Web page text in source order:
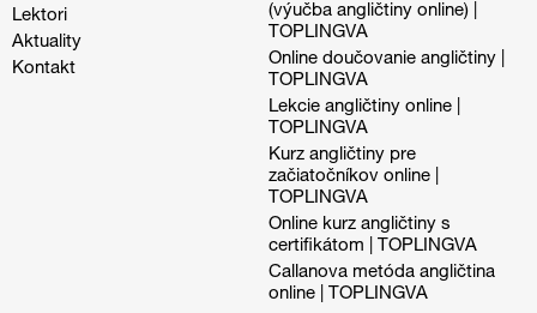
Lektori
Aktuality
Kontakt
(výučba angličtiny online) |
TOPLINGVA
Online doučovanie angličtiny |
TOPLINGVA
Lekcie angličtiny online |
TOPLINGVA
Kurz angličtiny pre
začiatočníkov online |
TOPLINGVA
Online kurz angličtiny s
certifikátom | TOPLINGVA
Callanova metóda angličtina
online | TOPLINGVA